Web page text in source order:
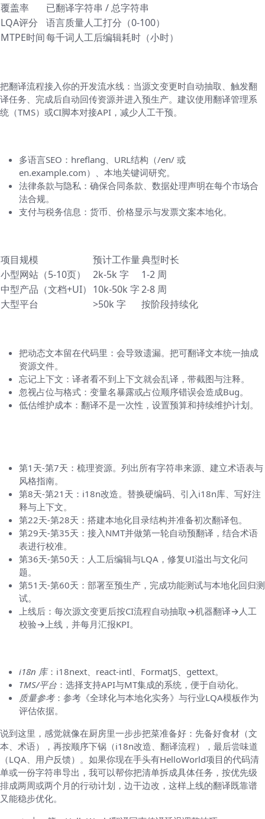
覆盖率
已翻译字符串 / 总字符串
LQA评分
语言质量人工打分（0-100）
MTPE时间每千词人工后编辑耗时（小时）
把翻译流程接入你的开发流水线：当源文变更时自动抽取、触发翻
译任务、完成后自动回传资源并进入预生产。建议使用翻译管理系
统（TMS）或CI脚本对接API，减少人工干预。
多语言SEO：hreflang、URL结构（/en/ 或
en.example.com）、本地关键词研究。
法律条款与隐私：确保合同条款、数据处理声明在每个市场合
法合规。
支付与税务信息：货币、价格显示与发票文案本地化。
项目规模 预计工作量典型时长
小型网站（5-10页）
2k-5k 字
1-2 周
中型产品（文档+UI） 10k-50k 字2-8 周
大型平台
>50k 字 按阶段持续化
把动态文本留在代码里：会导致遗漏。把可翻译文本统一抽成
资源文件。
忘记上下文：译者看不到上下文就会乱译，带截图与注释。
忽视占位与格式：变量名暴露或占位顺序错误会造成Bug。
低估维护成本：翻译不是一次性，设置预算和持续维护计划。
第1天-第7天：梳理资源。列出所有字符串来源、建立术语表与
风格指南。
第8天-第21天：i18n改造。替换硬编码、引入i18n库、写好注
释与上下文。
第22天-第28天：搭建本地化目录结构并准备初次翻译包。
第29天-第35天：接入NMT并做第一轮自动预翻译，结合术语
表进行校准。
第36天-第50天：人工后编辑与LQA，修复UI溢出与文化问
题。
第51天-第60天：部署至预生产，完成功能测试与本地化回归测
试。
上线后：每次源文变更后按CI流程自动抽取→机器翻译→人工
校验→上线，并每月汇报KPI。
i18n 库：i18next、react-intl、FormatJS、gettext。
TMS/平台 ：选择支持API与MT集成的系统，便于自动化。
质量参考：参考《全球化与本地化实务》与行业LQA模板作为
评估依据。
说到这里，感觉就像在厨房里一步步把菜准备好：先备好食材（文
本、术语），再按顺序下锅（i18n改造、翻译流程），最后尝味道
（LQA、用户反馈）。如果你现在手头有HelloWorld项目的代码清
单或一份字符串导出，我可以帮你把清单拆成具体任务，按优先级
排成两周或两个月的行动计划，边干边改，这样上线的翻译既靠谱
又能稳步优化。